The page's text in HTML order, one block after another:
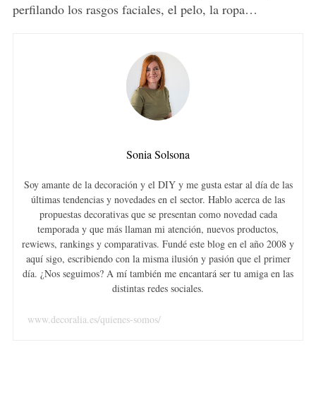
perfilando los rasgos faciales, el pelo, la ropa…
Sonia Solsona
Soy amante de la decoración y el DIY y me gusta estar al día de las
últimas tendencias y novedades en el sector. Hablo acerca de las
propuestas decorativas que se presentan como novedad cada
temporada y que más llaman mi atención, nuevos productos,
rewiews, rankings y comparativas. Fundé este blog en el año 2008 y
aquí sigo, escribiendo con la misma ilusión y pasión que el primer
día. ¿Nos seguimos? A mí también me encantará ser tu amiga en las
distintas redes sociales.
www.decoralia.es/quienes-somos/